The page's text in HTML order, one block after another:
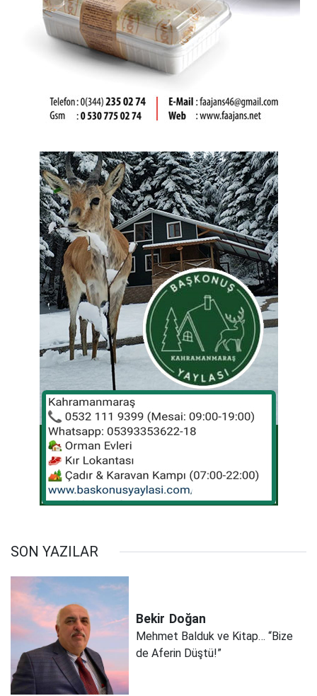
SON YAZILAR
Bekir Doğan
Mehmet Balduk ve Kitap… “Bize
de Aferin Düştü!”